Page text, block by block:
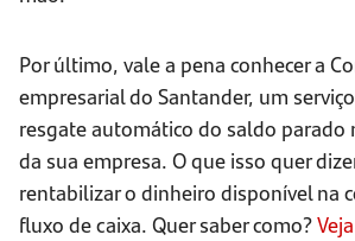
Por último, vale a pena conhecer a
empresarial do Santander, um
resgate automático do saldo parado
da sua empresa. O que isso quer
rentabilizar o dinheiro disponível na
fluxo de caixa. Quer saber como?